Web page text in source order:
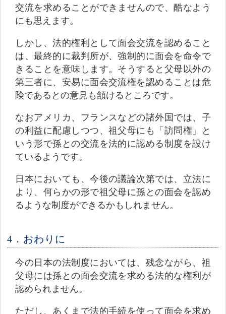
交流を求めることができませんので、酷なよう
にも思えます。
しかし、法的権利として面会交流を認めること
は、最終的に裁判所が、強制的に面会を命令で
きることを意味します。そうすると父母以外の
第三者に、安易に面会交流権を認めることは危
険であるとの意見も頷けるところです。
なおアメリカ、フランスなどの諸外国では、子
の利益に配慮しつつ、祖父母にも「訪問権」と
いう形で孫との交流を法的に認める制度を設け
ているようです。
日本においても、今後の議論次第では、立法に
より、何らかの形で祖父母に孫との面会を認め
るような制度ができるかもしれません。
4．おわりに
今の日本の法制度においては、残念ながら、祖
父母には孫との面会交流を求める法的な権利が
認められません。
ただし、あくまで法的手続を使って面会を求め